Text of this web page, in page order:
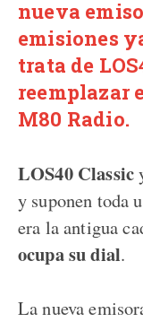
nueva
emisiones
trata de
reemplazar
M80 Radio.
LOS40 Classic
y suponen toda
era la antigua
ocupa su dial.
La nueva